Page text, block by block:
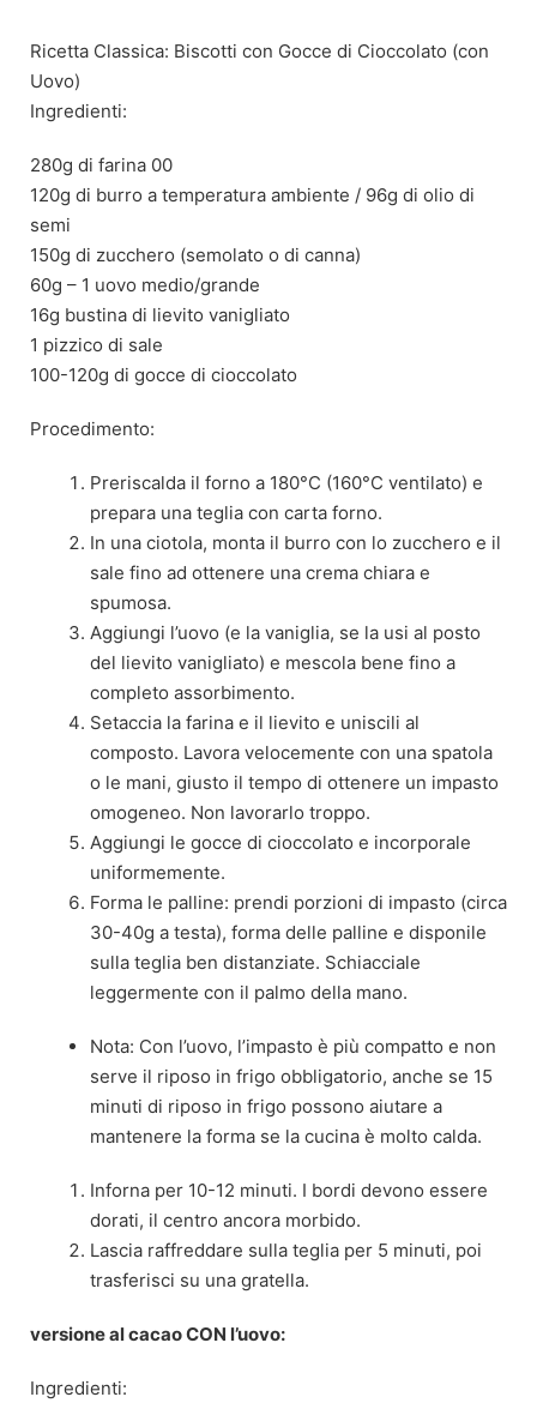
content
Ricetta Classica: Biscotti con Gocce di Cioccolato (con
Uovo)
Ingredienti:
280g di farina 00
120g di burro a temperatura ambiente / 96g di olio di
semi
150g di zucchero (semolato o di canna)
60g – 1 uovo medio/grande
16g bustina di lievito vanigliato
1 pizzico di sale
100-120g di gocce di cioccolato
Procedimento:
Preriscalda il forno a 180°C (160°C ventilato) e
prepara una teglia con carta forno.
In una ciotola, monta il burro con lo zucchero e il
sale fino ad ottenere una crema chiara e
spumosa.
Aggiungi l’uovo (e la vaniglia, se la usi al posto
del lievito vanigliato) e mescola bene fino a
completo assorbimento.
Setaccia la farina e il lievito e uniscili al
composto. Lavora velocemente con una spatola
o le mani, giusto il tempo di ottenere un impasto
omogeneo. Non lavorarlo troppo.
Aggiungi le gocce di cioccolato e incorporale
uniformemente.
Forma le palline: prendi porzioni di impasto (circa
30-40g a testa), forma delle palline e disponile
sulla teglia ben distanziate. Schiacciale
leggermente con il palmo della mano.
Nota: Con l’uovo, l’impasto è più compatto e non
serve il riposo in frigo obbligatorio, anche se 15
minuti di riposo in frigo possono aiutare a
mantenere la forma se la cucina è molto calda.
Inforna per 10-12 minuti. I bordi devono essere
dorati, il centro ancora morbido.
Lascia raffreddare sulla teglia per 5 minuti, poi
trasferisci su una gratella.
versione al cacao CON l’uovo:
Ingredienti: